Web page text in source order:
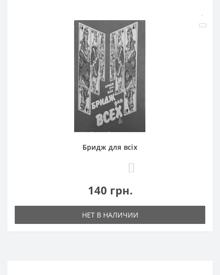
Бридж для всіх
140 грн.
НЕТ В НАЛИЧИИ